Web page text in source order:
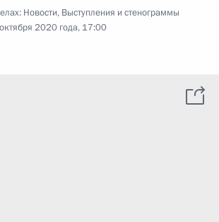
Новости, Выступления и стенограммы
2020 года, 17:00